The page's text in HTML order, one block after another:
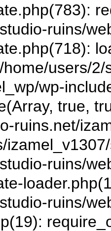
ruins/
users/
wp-
true,
ruins.net/
ruins/
ruins/